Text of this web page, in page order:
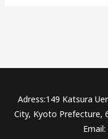
Adress:149 Katsura
City, Kyoto Prefecture,